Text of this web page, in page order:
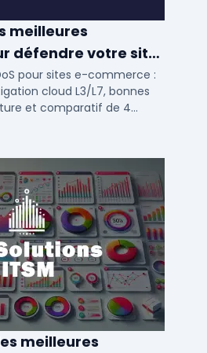
meilleures
défendre votre site
2025
pour sites e-commerce :
cloud L3/L7, bonnes
et comparatif de 4
des DSI en 2025.
meilleures